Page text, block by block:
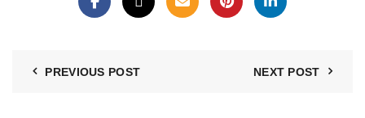
PREVIOUS POST NEXT POST